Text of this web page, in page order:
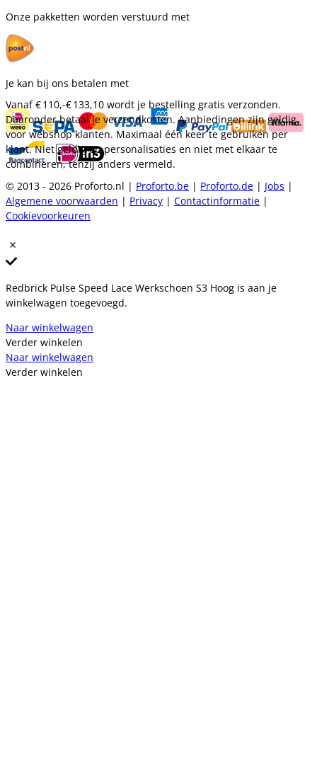
Onze pakketten worden verstuurd met
Je kan bij ons betalen met
Vanaf€ 110,-€ 133,10 wordt je bestelling gratis verzonden.
Daaronder betaal je verzendkosten. Aanbiedingen zijn geldig
voor webshop klanten. Maximaal één keer te gebruiken per
klant. Niet geldig op personalisaties en niet met elkaar te
combineren, tenzij anders vermeld.
© 2013 - 2026 Proforto.nl | Proforto.be | Proforto.de | Jobs |
Algemene voorwaarden | Privacy | Contactinformatie |
Cookievoorkeuren
Redbrick Pulse Speed Lace Werkschoen S3 Hoog is aan je
winkelwagen toegevoegd.
Naar winkelwagen
Verder winkelen
Naar winkelwagen
Verder winkelen